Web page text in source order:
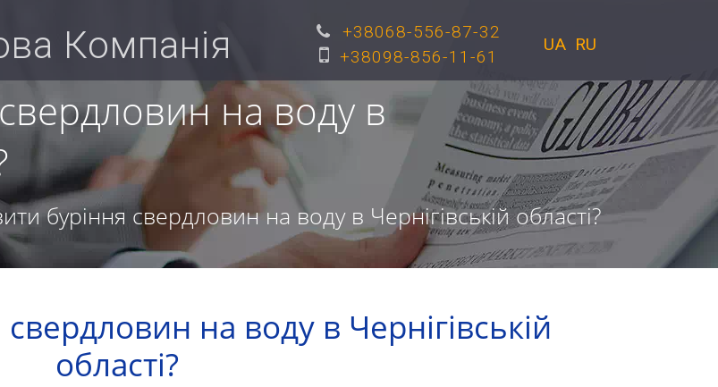
Компанія
+38068-556-87-32
+38098-856-11-61
UA RU
на воду в
буріння свердловин на воду в Чернігівській області?
на воду в Чернігівській
області?